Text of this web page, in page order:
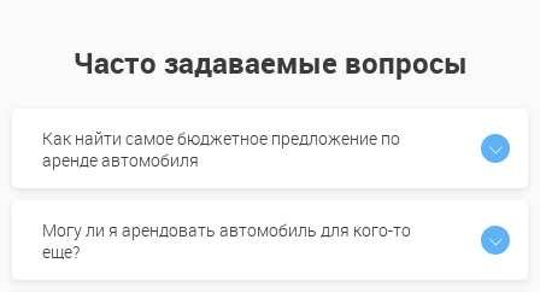
Часто задаваемые вопросы
Как найти самое бюджетное предложение по
аренде автомобиля
Могу ли я арендовать автомобиль для кого-то
еще?